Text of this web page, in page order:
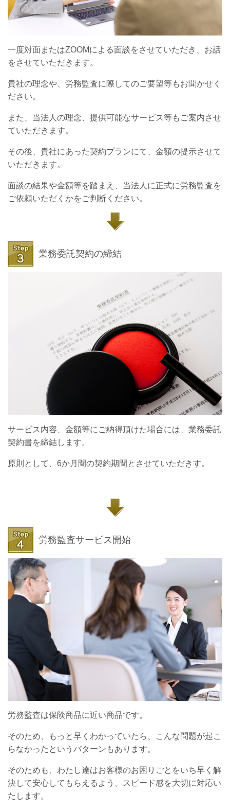
一度対面またはZOOMによる面談をさせていただき、お話
をさせていただきます。
貴社の理念や、労務監査に際してのご要望等もお聞かせく
ださい。
また、当法人の理念、提供可能なサービス等もご案内させ
ていただきます。
その後、貴社にあった契約プランにて、金額の提示させて
いただきます。
面談の結果や金額等を踏まえ、当法人に正式に労務監査を
ご依頼いただくかをご判断ください。
業務委託契約の締結
サービス内容、金額等にご納得頂けた場合には、業務委託
契約書を締結します。
原則として、6か月間の契約期間とさせていただきす。
労務監査サービス開始
労務監査は保険商品に近い商品です。
そのため、もっと早くわかっていたら、こんな問題が起こ
らなかったというパターンもあります。
そのためも、わたし達はお客様のお困りごとをいち早く解
決して安心してもらえるよう、スピード感を大切に対応い
たします。